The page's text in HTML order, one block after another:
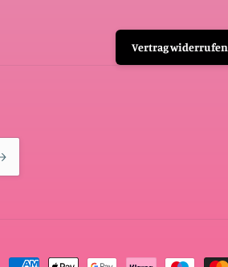
Vertrag widerrufen